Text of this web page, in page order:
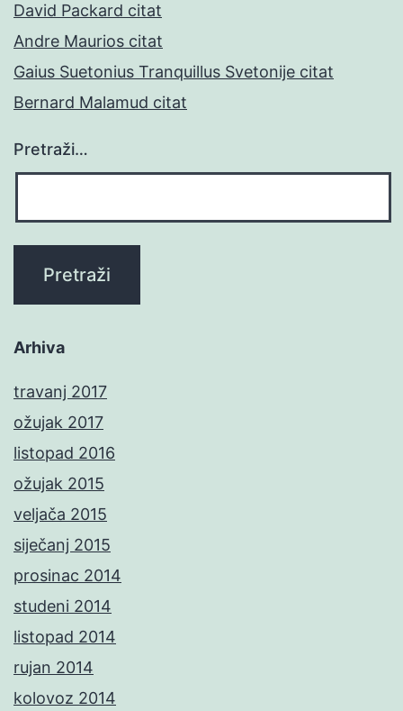
David Packard citat
Andre Maurios citat
Gaius Suetonius Tranquillus Svetonije citat
Bernard Malamud citat
Pretraži…
Arhiva
travanj 2017
ožujak 2017
listopad 2016
ožujak 2015
veljača 2015
siječanj 2015
prosinac 2014
studeni 2014
listopad 2014
rujan 2014
kolovoz 2014